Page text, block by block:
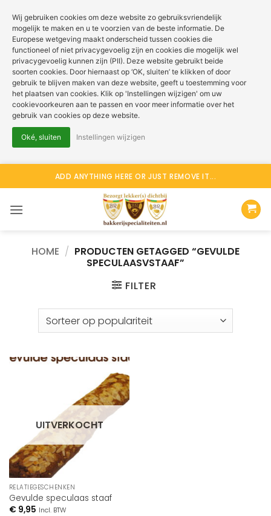
naar
ADD ANYTHING HERE OR JUST REMOVE IT...
HOME / PRODUCTEN GETAGGED “GEVULDE
SPECULAASVSTAAF”
FILTER
UITVERKOCHT
RELATIEGESCHENKEN
Gevulde speculaas staaf
€9,95 Incl. BTW
Wij gebruiken cookies om deze website zo gebruiksvriendelijk
mogelijk te maken en u te voorzien van de beste informatie. De
Europese wetgeving maakt onderscheid tussen cookies die
functioneel of niet privacygevoelig zijn en cookies die mogelijk wel
privacygevoelig kunnen zijn (PII). Deze website gebruikt beide
soorten cookies. Door hiernaast op ‘OK, sluiten’ te klikken of door
gebruik te blijven maken van deze website, geeft u toestemming voor
het plaatsen van cookies. Klik op 'Instellingen wijzigen' om uw
cookievoorkeuren aan te passen en voor meer informatie over het
gebruik van cookies op deze website.
Oké, sluiten Instellingen wijzigen